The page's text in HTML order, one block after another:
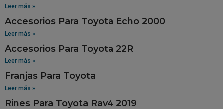
Leer más »
Accesorios Para Toyota Echo 2000
Leer más »
Accesorios Para Toyota 22R
Leer más »
Franjas Para Toyota
Leer más »
Rines Para Toyota Rav4 2019